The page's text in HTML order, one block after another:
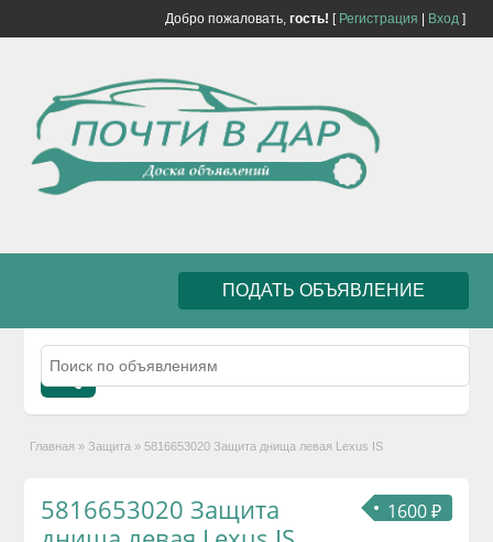
Добро пожаловать, гость! [ Регистрация Вход]
ПОДАТЬ ОБЪЯВЛЕНИЕ
Главная » Защита » 5816653020 Защита днища левая Lexus IS
1600 ₽
5816653020 Защита